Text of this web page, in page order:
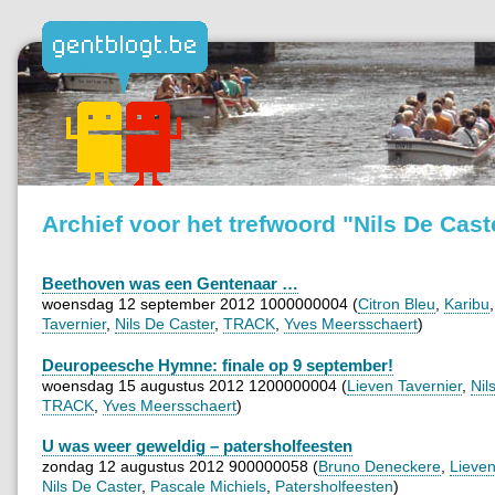
Archief voor het trefwoord "Nils De
Beethoven was een Gentenaar …
woensdag 12 september 2012 1000000004 (Citron Bleu Karibu
Tavernier, Nils De Caster, TRACK Yves Meersschaert)
Deuropeesche Hymne: finale op 9 september!
woensdag 15 augustus 2012 1200000004 (Lieven Tavernier,
TRACK Yves Meersschaert)
U was weer geweldig – patersholfeesten
zondag 12 augustus 2012 900000058 (Bruno Deneckere
Nils De Caster, Pascale Michiels Patersholfeesten)